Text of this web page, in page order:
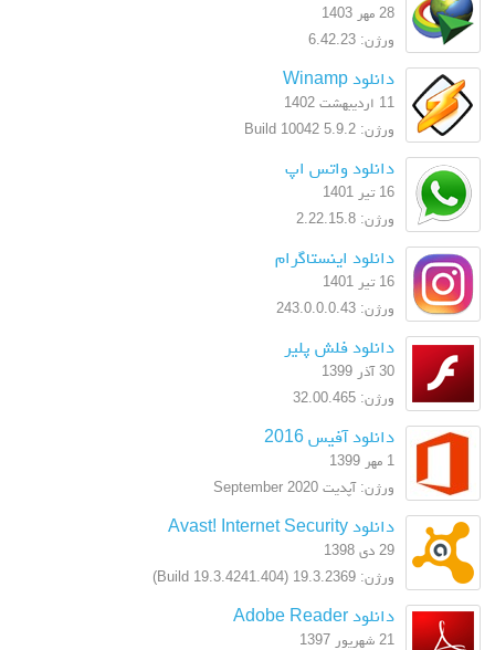
28 مهر 1403
ورژن: 6.42.23
دانلود Winamp
11 اردیبهشت 1402
ورژن: 5.9.2 Build 10042
دانلود واتس اپ
16 تیر 1401
ورژن: 2.22.15.8
دانلود اینستاگرام
16 تیر 1401
ورژن: 243.0.0.0.43
دانلود فلش پلیر
30 آذر 1399
ورژن: 32.00.465
دانلود آفیس 2016
1 مهر 1399
ورژن: آپدیت September 2020
دانلود Avast! Internet Security
29 دی 1398
ورژن: 19.3.2369 (Build 19.3.4241.404)
دانلود Adobe Reader
21 شهریور 1397